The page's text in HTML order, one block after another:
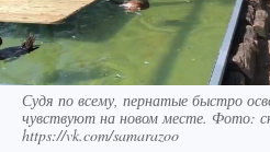
Судя по всему, пернатые быстро
чувствуют на новом месте. Фото:
https://vk.com/samarazoo